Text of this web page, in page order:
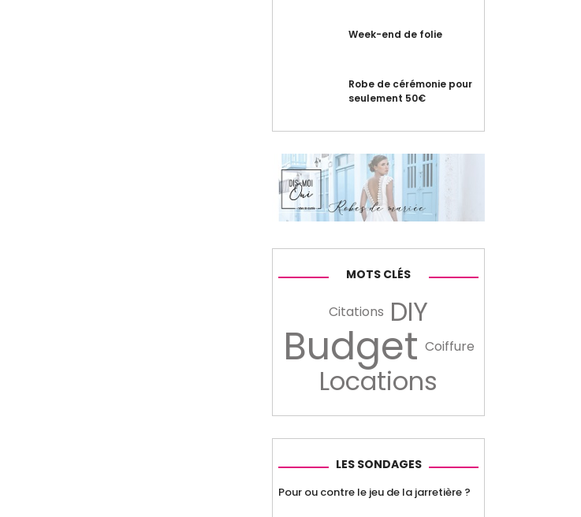
Week-end de folie
Robe de cérémonie pour
seulement 50€
MOTS CLÉS
Citations DIY
Budget Coiffure
Locations
LES SONDAGES
Pour ou contre le jeu de la jarretière ?